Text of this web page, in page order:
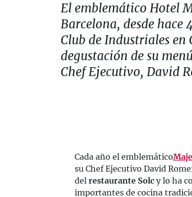
El emblemático Hotel
Barcelona, desde hace
Club de Industriales en
degustación de su
Chef Ejecutivo, David
Cada año el emblemático
su Chef Ejecutivo David
del restaurante Solc y lo ha
importantes de cocina